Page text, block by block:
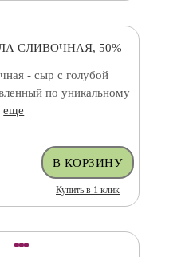
СЛИВОЧНАЯ, 50%
- сыр с голубой
по уникальному
еще
Купить в 1 клик